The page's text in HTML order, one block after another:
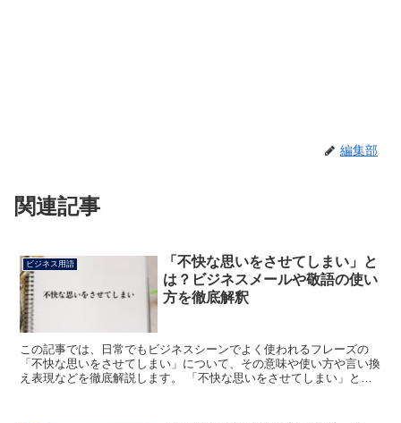
編集部
関連記事
ビジネス用語
「不快な思いをさせてしまい」と
は？ビジネスメールや敬語の使い
方を徹底解釈
この記事では、日常でもビジネスシーンでよく使われるフレーズの
「不快な思いをさせてしまい」について、その意味や使い方や言い換
え表現などを徹底解説します。 「不快な思いをさせてしまい」とは?